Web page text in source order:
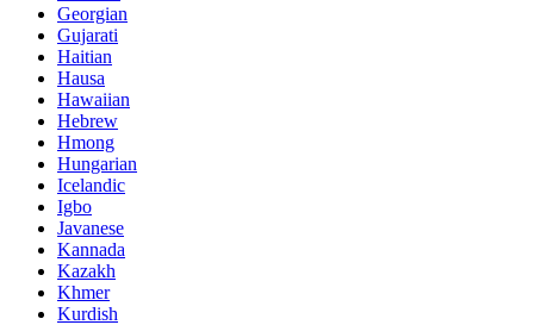
Georgian
Gujarati
Haitian
Hausa
Hawaiian
Hebrew
Hmong
Hungarian
Icelandic
Igbo
Javanese
Kannada
Kazakh
Khmer
Kurdish